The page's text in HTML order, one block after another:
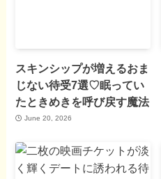
スキンシップが増えるおま
じない待受7選♡眠ってい
たときめきを呼び戻す魔法
June 20, 2026